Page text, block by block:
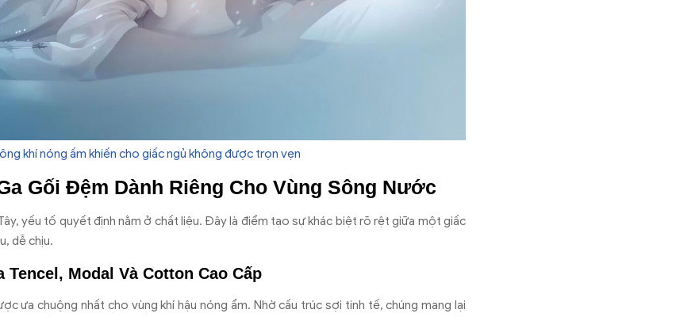
khí nóng ấm khiến cho giấc ngủ không được trọn vẹn
Gối Đệm Dành Riêng Cho Vùng Sông Nước
yếu tố quyết định nằm ở chất liệu. Đây là điểm tạo sự khác biệt rõ rệt giữa một giấc
dễ chịu.
Tencel, Modal Và Cotton Cao Cấp
ưa chuộng nhất cho vùng khí hậu nóng ẩm. Nhờ cấu trúc sợi tinh tế, chúng mang lại